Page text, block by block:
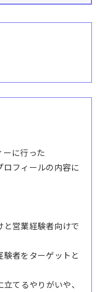
に行った
フィールの内容に
営業経験者向けで
者をターゲットと
てるやりがいや、